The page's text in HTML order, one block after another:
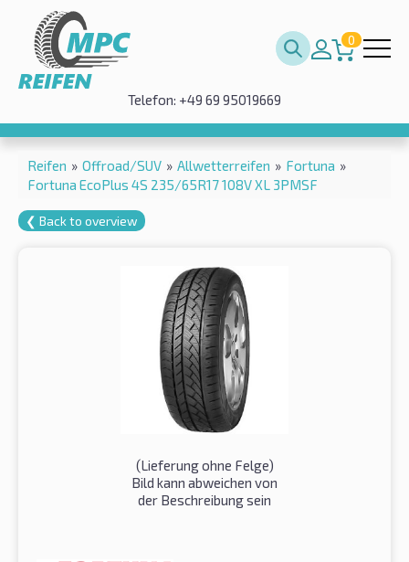
0
Telefon: +49 69 95019669
Reifen » Offroad/SUV » Allwetterreifen » Fortuna »
Fortuna EcoPlus 4S 235/65R17 108V XL 3PMSF
❮ Back to overview
(Lieferung ohne Felge)
Bild kann abweichen von
der Beschreibung sein